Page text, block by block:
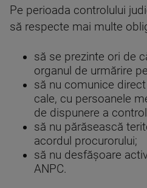
Pe perioada controlului
să respecte mai multe
să se prezinte ori de
organul de urmărire
să nu comunice
cale, cu persoanele
de dispunere a
să nu părăsească
acordul procurorului;
să nu desfăşoare
ANPC.